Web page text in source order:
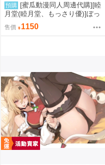
預購 [蜜瓜動漫同人周邊代購][睦
月堂(睦月堂、もっさり優)]ぼっ
ち・ざ・ろっく! B2タペストリ
ー 後藤ひとりバニーVer.(孤獨搖
售價 1150